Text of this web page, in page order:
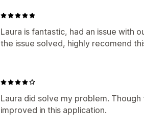
Laura is fantastic, had an issue with
the issue solved, highly recomend
Laura did solve my problem.
improved in this application.